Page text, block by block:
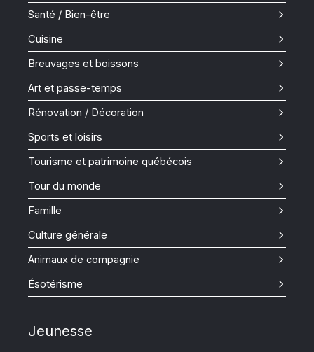
Santé / Bien-être
Cuisine
Breuvages et boissons
Art et passe-temps
Rénovation / Décoration
Sports et loisirs
Tourisme et patrimoine québécois
Tour du monde
Famille
Culture générale
Animaux de compagnie
Ésotérisme
Jeunesse